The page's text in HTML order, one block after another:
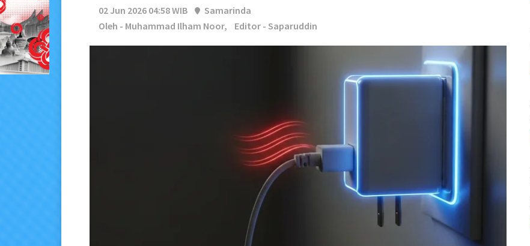
02 Jun 2026 04:58 WIB
Samarinda
Oleh - Muhammad Ilham Noor,
Editor - Saparuddin